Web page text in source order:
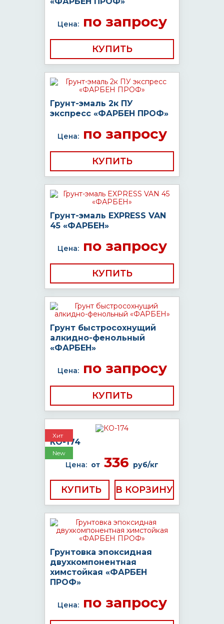
Цена:по запросу
КУПИТЬ
Грунт-эмаль 2к ПУ
экспресс «ФАРБЕН ПРОФ»
Цена:по запросу
КУПИТЬ
Грунт-эмаль EXPRESS VAN
45 «ФАРБЕН»
Цена:по запросу
КУПИТЬ
Грунт быстросохнущий
алкидно-фенольный
«ФАРБЕН»
Цена:по запросу
КУПИТЬ
Хит
New
КО-174
Цена: от 336 руб/кг
КУПИТЬ
Грунтовка эпоксидная
двухкомпонентная
химстойкая «ФАРБЕН
ПРОФ»
Цена:по запросу